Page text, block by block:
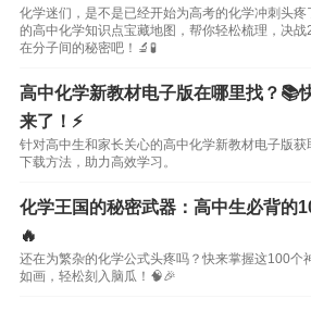
化学迷们，是不是已经开始为高考的化学冲刺头
的高中化学知识点宝藏地图，帮你轻松梳理，决
在分子间的秘密吧！🔬🧪
高中化学新教材电子版在哪里找？📚
来了！⚡️
针对高中生和家长关心的高中化学新教材电子版
下载方法，助力高效学习。
化学王国的秘密武器：高中生必背的
🔥
还在为繁杂的化学公式头疼吗？快来掌握这100个
如画，轻松刻入脑瓜！🧠🎉